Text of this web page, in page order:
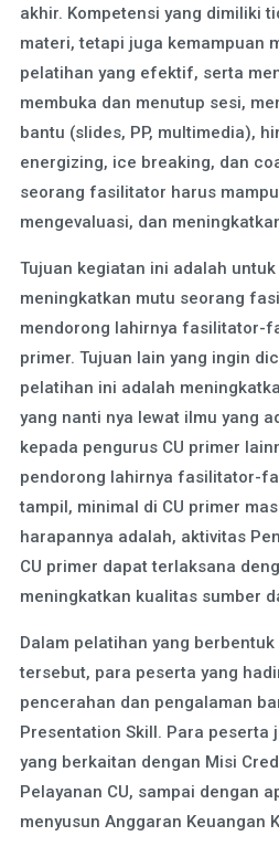
akhir. Kompetensi yang dimiliki
materi, tetapi juga kemampuan
pelatihan yang efektif, serta
membuka dan menutup sesi,
bantu (slides, PP, multimedia),
energizing, ice breaking, dan
seorang fasilitator harus
mengevaluasi, dan
Tujuan kegiatan ini adalah
meningkatkan mutu seorang
mendorong lahirnya fasilitator-
primer. Tujuan lain yang ingin
pelatihan ini adalah
yang nanti nya lewat ilmu yang
kepada pengurus CU primer
pendorong lahirnya fasilitator-
tampil, minimal di CU primer
harapannya adalah, aktivitas
CU primer dapat terlaksana
meningkatkan kualitas sumber
Dalam pelatihan yang
tersebut, para peserta yang
pencerahan dan pengalaman
Presentation Skill. Para peserta
yang berkaitan dengan Misi
Pelayanan CU, sampai dengan
menyusun Anggaran Keuangan